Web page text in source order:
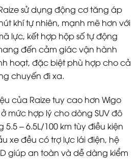
sử dụng động cơ tăng áp
khí tự nhiên, mạnh mẽ hơn với
lực, kết hợp hộp số tự động
đến cảm giác vận hành
hoạt, đặc biệt phù hợp cho cả
chuyến đi xa.
của Raize tuy cao hơn Wigo
mức hợp lý cho dòng SUV đô
– 6.5L/100 km tùy điều kiện
xe đều có trợ lực lái điện, hệ
giúp an toàn và dễ dàng kiểm